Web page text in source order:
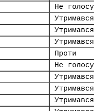
Не
Утримався
Утримався
Утримався
Проти
Не
Утримався
Утримався
Утримався